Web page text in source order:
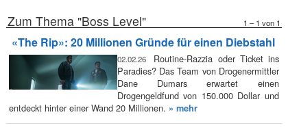
Zum Thema "Boss Level" 1 – 1 von 1
«The Rip»: 20 Millionen Gründe für einen Diebstahl
02.02.26
Routine-Razzia oder Ticket ins
Paradies? Das Team von Drogenermittler
Dane Dumars erwartet einen
Drogengeldfund von 150.000 Dollar und
entdeckt hinter einer Wand 20 Millionen. » mehr